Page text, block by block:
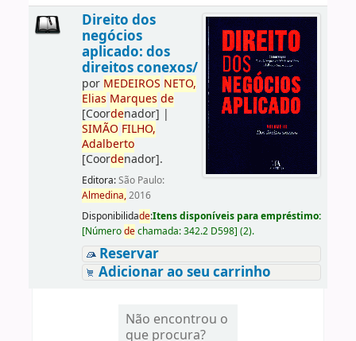
Direito dos
negócios
aplicado: dos
direitos conexos/
por MEDEIROS NETO,
Elias Marques de
[Coordenador] |
SIMÃO FILHO,
Adalberto
[Coordenador].
Editora:São Paulo:
Almedina,2016
Disponibilidade:Itens disponíveis para empréstimo:
[Númerodechamada:342.2 D598] (2).
Reservar
Adicionar ao seu carrinho
Não encontrou o
que procura?